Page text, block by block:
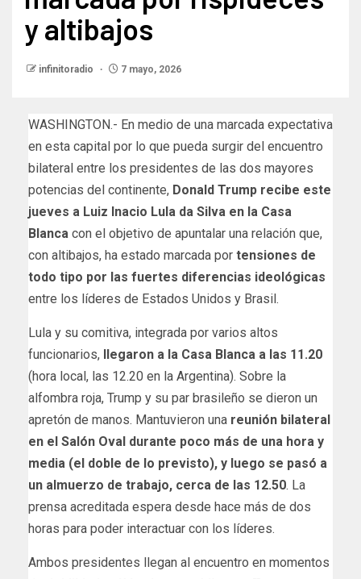
y altibajos
infinitoradio 7 mayo, 2026
WASHINGTON.- En medio de una marcada expectativa
en esta capital por lo que pueda surgir del encuentro
bilateral entre los presidentes de las dos mayores
potencias del continente, Donald Trump recibe este
jueves a Luiz Inacio Lula da Silva en la Casa
Blanca con el objetivo de apuntalar una relación que,
con altibajos, ha estado marcada por tensiones de
todo tipo por las fuertes diferencias ideológicas
entre los líderes de Estados Unidos y Brasil.
Lula y su comitiva, integrada por varios altos
funcionarios, llegaron a la Casa Blanca a las 11.20
(hora local, las 12.20 en la Argentina). Sobre la
alfombra roja, Trump y su par brasileño se dieron un
apretón de manos. Mantuvieron una reunión bilateral
en el Salón Oval durante poco más de una hora y
media (el doble de lo previsto), y luego se pasó a
un almuerzo de trabajo, cerca de las 12.50. La
prensa acreditada espera desde hace más de dos
horas para poder interactuar con los líderes.
Ambos presidentes llegan al encuentro en momentos